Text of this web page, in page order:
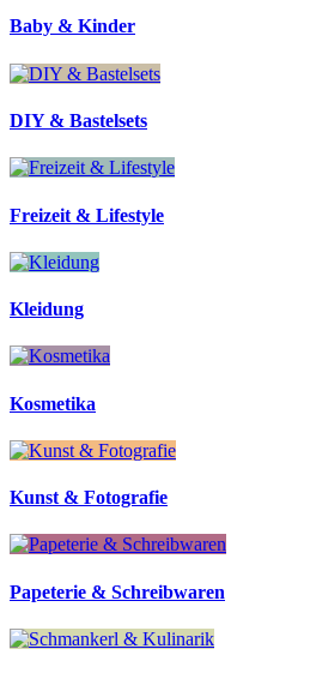
Baby & Kinder
DIY & Bastelsets
Freizeit & Lifestyle
Kleidung
Kosmetika
Kunst & Fotografie
Papeterie & Schreibwaren